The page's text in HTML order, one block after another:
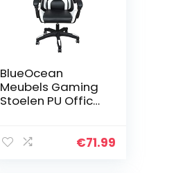
BlueOcean
Meubels Gaming
Stoelen PU Office
rugsteun
€71.99